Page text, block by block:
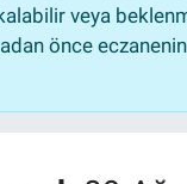
veya
önce